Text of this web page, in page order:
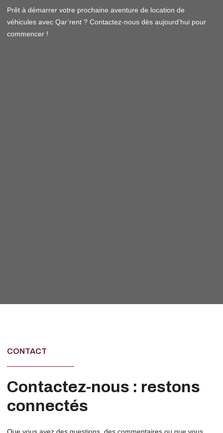
Prêt à démarrer votre prochaine aventure de location de
véhicules avec Qar’rent ? Contactez-nous dès aujourd’hui pour
commencer !
CONTACT
Contactez-nous : restons
connectés
Que vous ayez des questions, des commentaires ou que vous